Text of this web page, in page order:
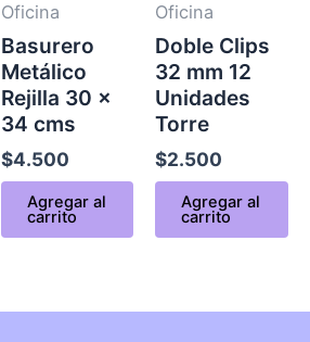
Oficina
Basurero
Metálico
Rejilla 30 x
34 cms
$4.500
Agregar al
carrito
Oficina
Doble Clips
32 mm 12
Unidades
Torre
$2.500
Agregar al
carrito